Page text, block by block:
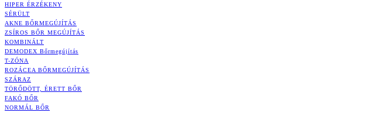
HIPER ÉRZÉKENY
SÉRÜLT
AKNE BŐRMEGÚJÍTÁS
ZSÍROS BŐR MEGÚJÍTÁS
KOMBINÁLT
DEMODEX Bőrmegújítás
T-ZÓNA
ROZÁCEA BŐRMEGÚJÍTÁS
SZÁRAZ
TÖRŐDÖTT, ÉRETT BŐR
FAKÓ BŐR
NORMÁL BŐR